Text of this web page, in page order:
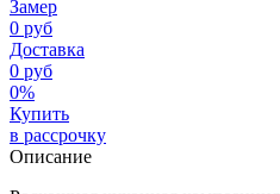
Замер
0 руб
Доставка
0 руб
0%
Купить
в рассрочку
Описание